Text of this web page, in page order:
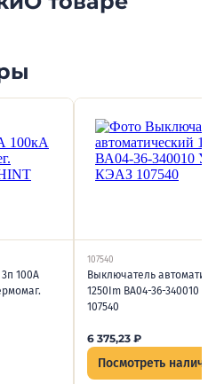
100А
107540
Выключатель
1250Im ВА04-36-340010
107540
6 375,23 ₽
Посмотреть